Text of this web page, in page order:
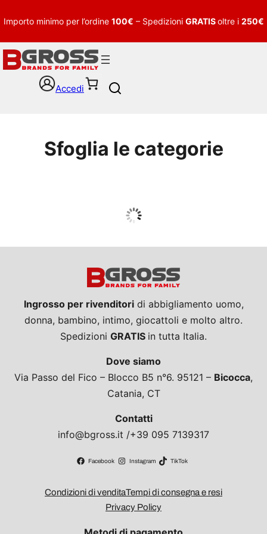
Importo minimo per l’ordine 100€ – Spedizioni GRATISoltre i 250€
Accedi
h
Sfoglia le categorie
Guarda tutto
Ingrosso per rivenditoridi abbigliamento uomo,
donna, bambino, intimo, giocattoli e molto altro.
Spedizioni GRATIS in tutta Italia.
Dove siamo
Via Passo del Fico – Blocco B5 n°6. 95121 – Bicocca,
Catania, CT
Contatti
info@bgross.it /+39 095 7139317
Facebook Instagram TikTok
Condizioni di venditaTempi di consegna e resi
Privacy Policy